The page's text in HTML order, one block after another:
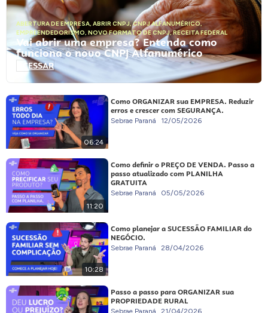
ABERTURA DE EMPRESA, ABRIR CNPJ,CNPJ ALFANUMÉRICO,
EMPREENDEDORISMO, NOVO FORMATO DE CNPJ,RECEITA FEDERAL
Vai abrir uma empresa? Entenda como
funciona o novo CNPJ Alfanumérico
ACESSAR
06:24
Como ORGANIZAR sua EMPRESA. Reduzir
erros e crescer com SEGURANÇA.
Sebrae Paraná 12/05/2026
11:20
Como definir o PREÇO DE VENDA. Passo a
passo atualizado com PLANILHA
GRATUITA
Sebrae Paraná 05/05/2026
10:28
Como planejar a SUCESSÃO FAMILIAR do
NEGÓCIO.
Sebrae Paraná 28/04/2026
Passo a passo para ORGANIZAR sua
PROPRIEDADE RURAL
Sebrae Paraná 21/04/2026